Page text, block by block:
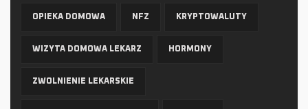
OPIEKA DOMOWA NFZ KRYPTOWALUTY
WIZYTA DOMOWA LEKARZ HORMONY
ZWOLNIENIE LEKARSKIE